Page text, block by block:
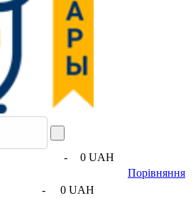
-
0 UAH
Порівняння
-
0 UAH